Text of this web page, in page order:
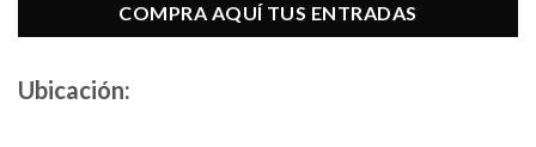
COMPRA AQUÍ TUS ENTRADAS
Ubicación: